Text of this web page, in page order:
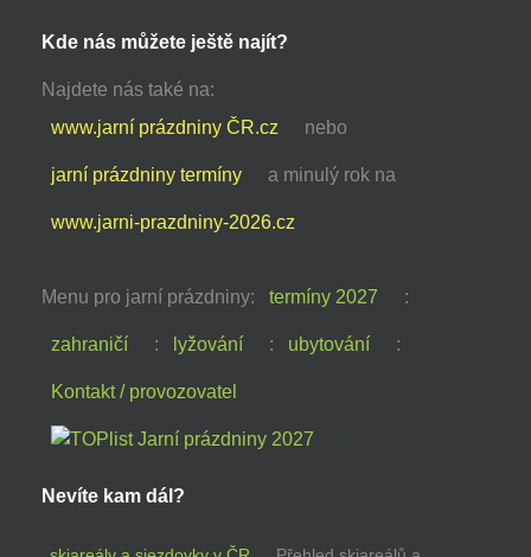
Kde nás můžete ještě najít?
Najdete nás také na:
www.jarní prázdniny ČR.cz
nebo
jarní prázdniny termíny a minulý rok na
www.jarni-prazdniny-2026.cz
Menu pro jarní prázdniny: termíny 2027 :
zahraničí : lyžování : ubytování :
Kontakt / provozovatel
Nevíte kam dál?